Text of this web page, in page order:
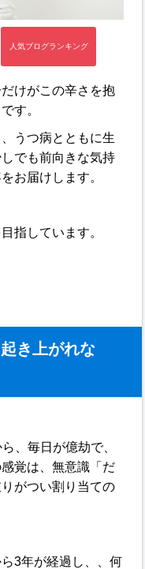
けがこの辛さを抱
す。
うつ病とともに生
でも前向きな気持
お届けします。
指しています。
き上がれな
、毎日が億劫で、
覚は、無意識「だ
がつい割り当ての
3年が経過し、、何